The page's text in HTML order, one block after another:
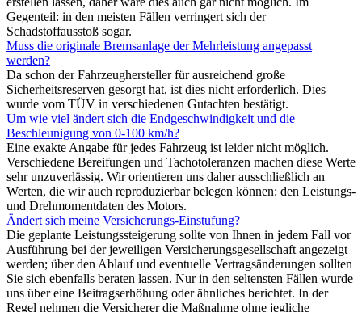
Gegenteil: in den meisten Fällen verringert sich der
Schadstoffausstoß sogar.
Muss die originale Bremsanlage der Mehrleistung angepasst
werden?
Da schon der Fahrzeughersteller für ausreichend große
Sicherheitsreserven gesorgt hat, ist dies nicht erforderlich. Dies
wurde vom TÜV in verschiedenen Gutachten bestätigt.
Um wie viel ändert sich die Endgeschwindigkeit und die
Beschleunigung von 0-100 km/h?
Eine exakte Angabe für jedes Fahrzeug ist leider nicht möglich.
Verschiedene Bereifungen und Tachotoleranzen machen diese Werte
sehr unzuverlässig. Wir orientieren uns daher ausschließlich an
Werten, die wir auch reproduzierbar belegen können: den Leistungs-
und Drehmomentdaten des Motors.
Ändert sich meine Versicherungs-Einstufung?
Die geplante Leistungssteigerung sollte von Ihnen in jedem Fall vor
Ausführung bei der jeweiligen Versicherungsgesellschaft angezeigt
werden; über den Ablauf und eventuelle Vertragsänderungen sollten
Sie sich ebenfalls beraten lassen. Nur in den seltensten Fällen wurde
uns über eine Beitragserhöhung oder ähnliches berichtet. In der
Regel nehmen die Versicherer die Maßnahme ohne jegliche